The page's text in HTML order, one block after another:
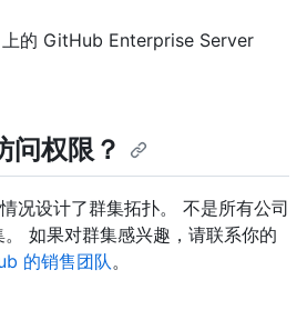
的 GitHub Enterprise Server
问权限？
况设计了群集拓扑。 不是所有公司
如果对群集感兴趣，请联系你的
的销售团队。